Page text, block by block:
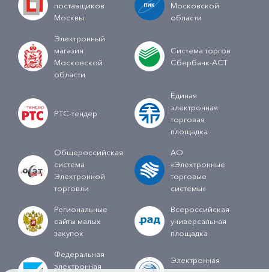
поставщиков
Москвы
Московской
области
Электронный
магазин
Московской
области
Система торгов
Сбербанк-АСТ
РТС-тендер
Единая
электронная
торговая
площадка
Общероссийская
система
Электронной
торговли
АО
«Электронные
торговые
системы»
Региональные
сайты малых
закупок
Всероссийская
универсальная
площадка
Федеральная
электронная
Электронная